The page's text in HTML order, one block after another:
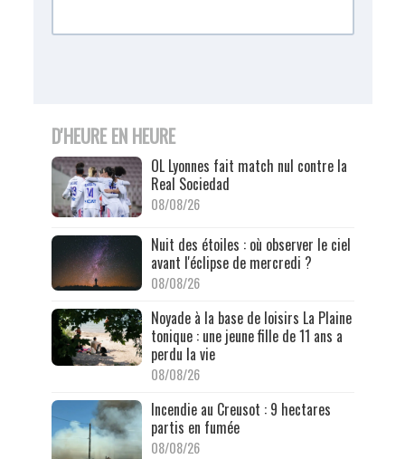
D'HEURE EN HEURE
OL Lyonnes fait match nul contre la
Real Sociedad
08/08/26
Nuit des étoiles : où observer le ciel
avant l'éclipse de mercredi ?
08/08/26
Noyade à la base de loisirs La Plaine
tonique : une jeune fille de 11 ans a
perdu la vie
08/08/26
Incendie au Creusot : 9 hectares
partis en fumée
08/08/26